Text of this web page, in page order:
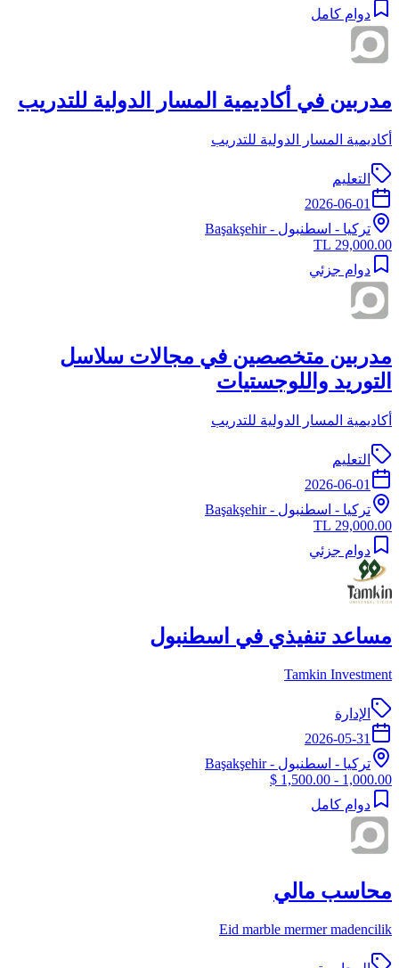
دوام كامل
مدربين في أكاديمية المسار الدولية للتدريب
أكاديمية المسار الدولية للتدريب
التعليم
2026-06-01
تركيا - اسطنبول - Başakşehir
29,000.00 TL
دوام جزئي
مدربين متخصصين في مجالات سلاسل
التوريد واللوجستيات
أكاديمية المسار الدولية للتدريب
التعليم
2026-06-01
تركيا - اسطنبول - Başakşehir
29,000.00 TL
دوام جزئي
مساعد تنفيذي في اسطنبول
Tamkin Investment
الإدارة
2026-05-31
تركيا - اسطنبول - Başakşehir
1,000.00 - 1,500.00 $
دوام كامل
محاسب مالي
Eid marble mermer madencilik